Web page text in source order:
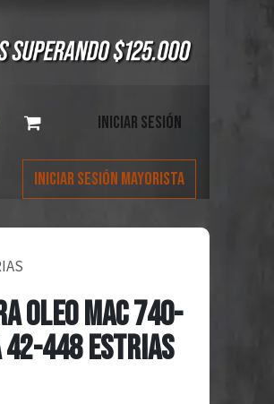
Iniciar sesión
Iniciar Sesión Mayorista
OLEO MAC 740-
448 ESTRIAS